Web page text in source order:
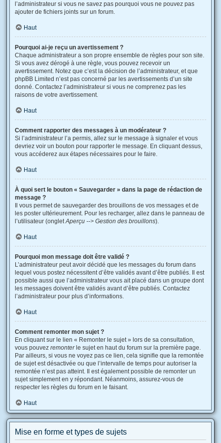
l’administrateur si vous ne savez pas pourquoi vous ne pouvez pas
ajouter de fichiers joints sur un forum.
Haut
Pourquoi ai-je reçu un avertissement ?
Chaque administrateur a son propre ensemble de règles pour son site.
Si vous avez dérogé à une règle, vous pouvez recevoir un
avertissement. Notez que c’est la décision de l’administrateur, et que
phpBB Limited n’est pas concerné par les avertissements d’un site
donné. Contactez l’administrateur si vous ne comprenez pas les
raisons de votre avertissement.
Haut
Comment rapporter des messages à un modérateur ?
Si l’administrateur l’a permis, allez sur le message à signaler et vous
devriez voir un bouton pour rapporter le message. En cliquant dessus,
vous accéderez aux étapes nécessaires pour le faire.
Haut
À quoi sert le bouton « Sauvegarder » dans la page de rédaction de
message ?
Il vous permet de sauvegarder des brouillons de vos messages et de
les poster ultérieurement. Pour les recharger, allez dans le panneau de
l’utilisateur (ongletAperçu --> Gestion des brouillons).
Haut
Pourquoi mon message doit être validé ?
L’administrateur peut avoir décidé que les messages du forum dans
lequel vous postez nécessitent d’être validés avant d’être publiés. Il est
possible aussi que l’administrateur vous ait placé dans un groupe dont
les messages doivent être validés avant d’être publiés. Contactez
l’administrateur pour plus d’informations.
Haut
Comment remonter mon sujet ?
En cliquant sur le lien « Remonter le sujet » lors de sa consultation,
vous pouvez remonterle sujet en haut du forum sur la première page.
Par ailleurs, si vous ne voyez pas ce lien, cela signifie que la remontée
de sujet est désactivée ou que l’intervalle de temps pour autoriser la
remontée n’est pas atteint. Il est également possible de remonter un
sujet simplement en y répondant. Néanmoins, assurez-vous de
respecter les règles du forum en le faisant.
Haut
Mise en forme et types de sujets